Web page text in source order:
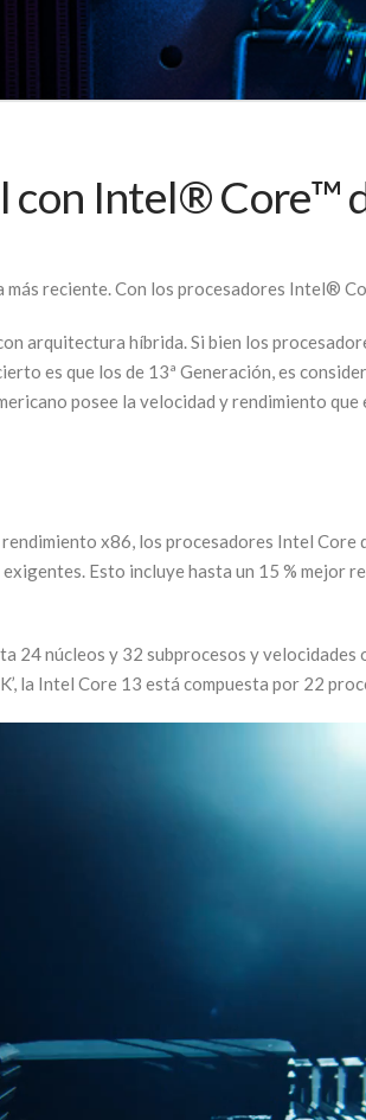
con Intel® Core™
reciente. Con los procesadores Intel®
arquitectura híbrida. Si bien los
es que los de 13ª Generación, es
posee la velocidad y rendimiento que
x86, los procesadores Intel Core
Esto incluye hasta un 15 % mejor
24 núcleos y 32 subprocesos y
la Intel Core 13 está compuesta por 22